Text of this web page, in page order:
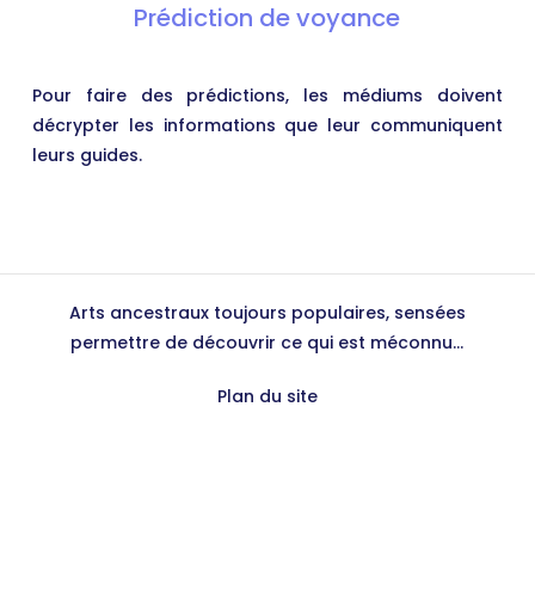
Prédiction de voyance
Pour faire des prédictions, les médiums doivent
décrypter les informations que leur communiquent
leurs guides.
Arts ancestraux toujours populaires, sensées
permettre de découvrir ce qui est méconnu...
Plan du site